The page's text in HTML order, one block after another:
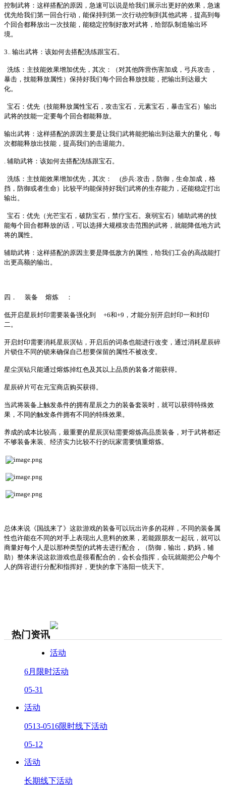
控制武将：这样搭配的原因，急速可以说是给我们展示出更好的效果，急速
优先给我们第一回合行动，能保持到第一次行动控制到其他武将，提高到每
个回合都释放出一次技能，能稳定控制好敌对武将，给部队制造输出环
境。
3.. 输出武将：该如何去搭配洗练跟宝石。
洗练：主技能效果增加优先，其次：（对其他阵营伤害加成，弓兵攻击，
暴击，技能释放属性）保持好我们每个回合释放技能，把输出到达最大
化。
宝石：优先（技能释放属性宝石，攻击宝石，元素宝石，暴击宝石）输出
武将的技能一定要每个回合都能释放。
输出武将：这样搭配的原因主要是让我们武将能把输出到达最大的量化，每
次都能释放出技能，提高我们的击退能力。
. 辅助武将：该如何去搭配洗练跟宝石。
洗练：主技能效果增加优先，其次：
(步兵:攻击，防御，生命加成，格
挡，防御或者生命）比较平均能保持好我们武将的生存能力，还能稳定打出
输出。
宝石：优先（光芒宝石，破防宝石，禁疗宝石。衰弱宝石）辅助武将的技
能每个回合都释放的话，可以选择大规模攻击范围的武将，就能降低地方武
将的属性。
辅助武将：这样搭配的原因主要是降低敌方的属性，给我们工会的高战能打
出更高额的输出。
四． 装备 熔炼 ：
低开启星辰封印需要装备强化到
+6和+9，才能分别开启封印一和封印
二。
开启封印需要消耗星辰溟钻，开启后的词条也能进行改变，通过消耗星辰碎
片锁住不同的锁来确保自己想要保留的属性不被改变。
星尘溟钻只能通过熔炼掉红色及其以上品质的装备才能获得。
星辰碎片可在元宝商店购买获得。
当武将装备上触发条件的拥有星辰之力的装备套装时，就可以获得特殊效
果，不同的触发条件拥有不同的特殊效果。
养成的成本比较高，最重要的星辰溟钻需要熔炼高品质装备，对于武将都还
不够装备来装、经济实力比较不行的玩家需要慎重熔炼。
总体来说《国战来了》这款游戏的装备可以玩出许多的花样，不同的装备属
性也许能在不同的对手上表现出人意料的效果，若能跟朋友一起玩，就可以
商量好每个人是以那种类型的武将去进行配合，（防御，输出，奶妈，辅
助）整体来说这款游戏也是很看配合的，会长会指挥，会玩就能把公户每个
人的阵容进行分配和指挥好，更快的拿下洛阳一统天下。
热门资讯
活动
6月限时活动
05-31
活动
0513-0516限时线下活动
05-12
活动
长期线下活动